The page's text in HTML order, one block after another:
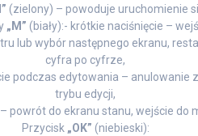
(zielony) – powoduje uruchomienie
„M” (biały):- krótkie naciśnięcie –
lub wybór następnego ekranu,
cyfra po cyfrze,
podczas edytowania – anulowanie
trybu edycji,
powrót do ekranu stanu, wejście do
Przycisk „OK” (niebieski):